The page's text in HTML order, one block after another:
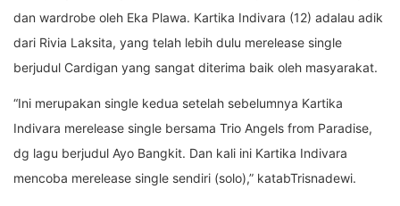
dan wardrobe oleh Eka Plawa. Kartika Indivara (12) adalau adik
dari Rivia Laksita, yang telah lebih dulu merelease single
berjudul Cardigan yang sangat diterima baik oleh masyarakat.
“Ini merupakan single kedua setelah sebelumnya Kartika
Indivara merelease single bersama Trio Angels from Paradise,
dg lagu berjudul Ayo Bangkit. Dan kali ini Kartika Indivara
mencoba merelease single sendiri (solo),” katabTrisnadewi.